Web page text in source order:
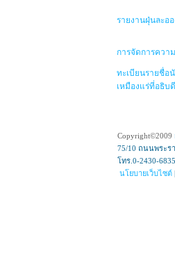
รายงานฝุ่นละอ
การจัดการควา
ทะเบียนรายชื่อ
เหมืองแร่ที่อธิบ
Copyright©2009
75/10 ถนนพระร
โทร.0-2430-
นโยบายเว็บไซต์|